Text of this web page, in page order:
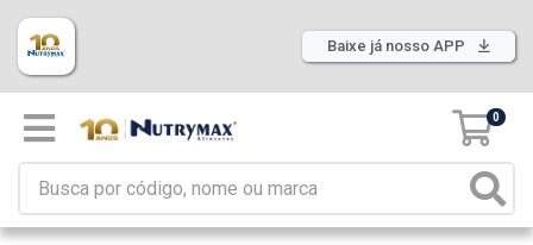
Baixe já nosso APP
0